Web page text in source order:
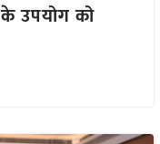
उपयोग को